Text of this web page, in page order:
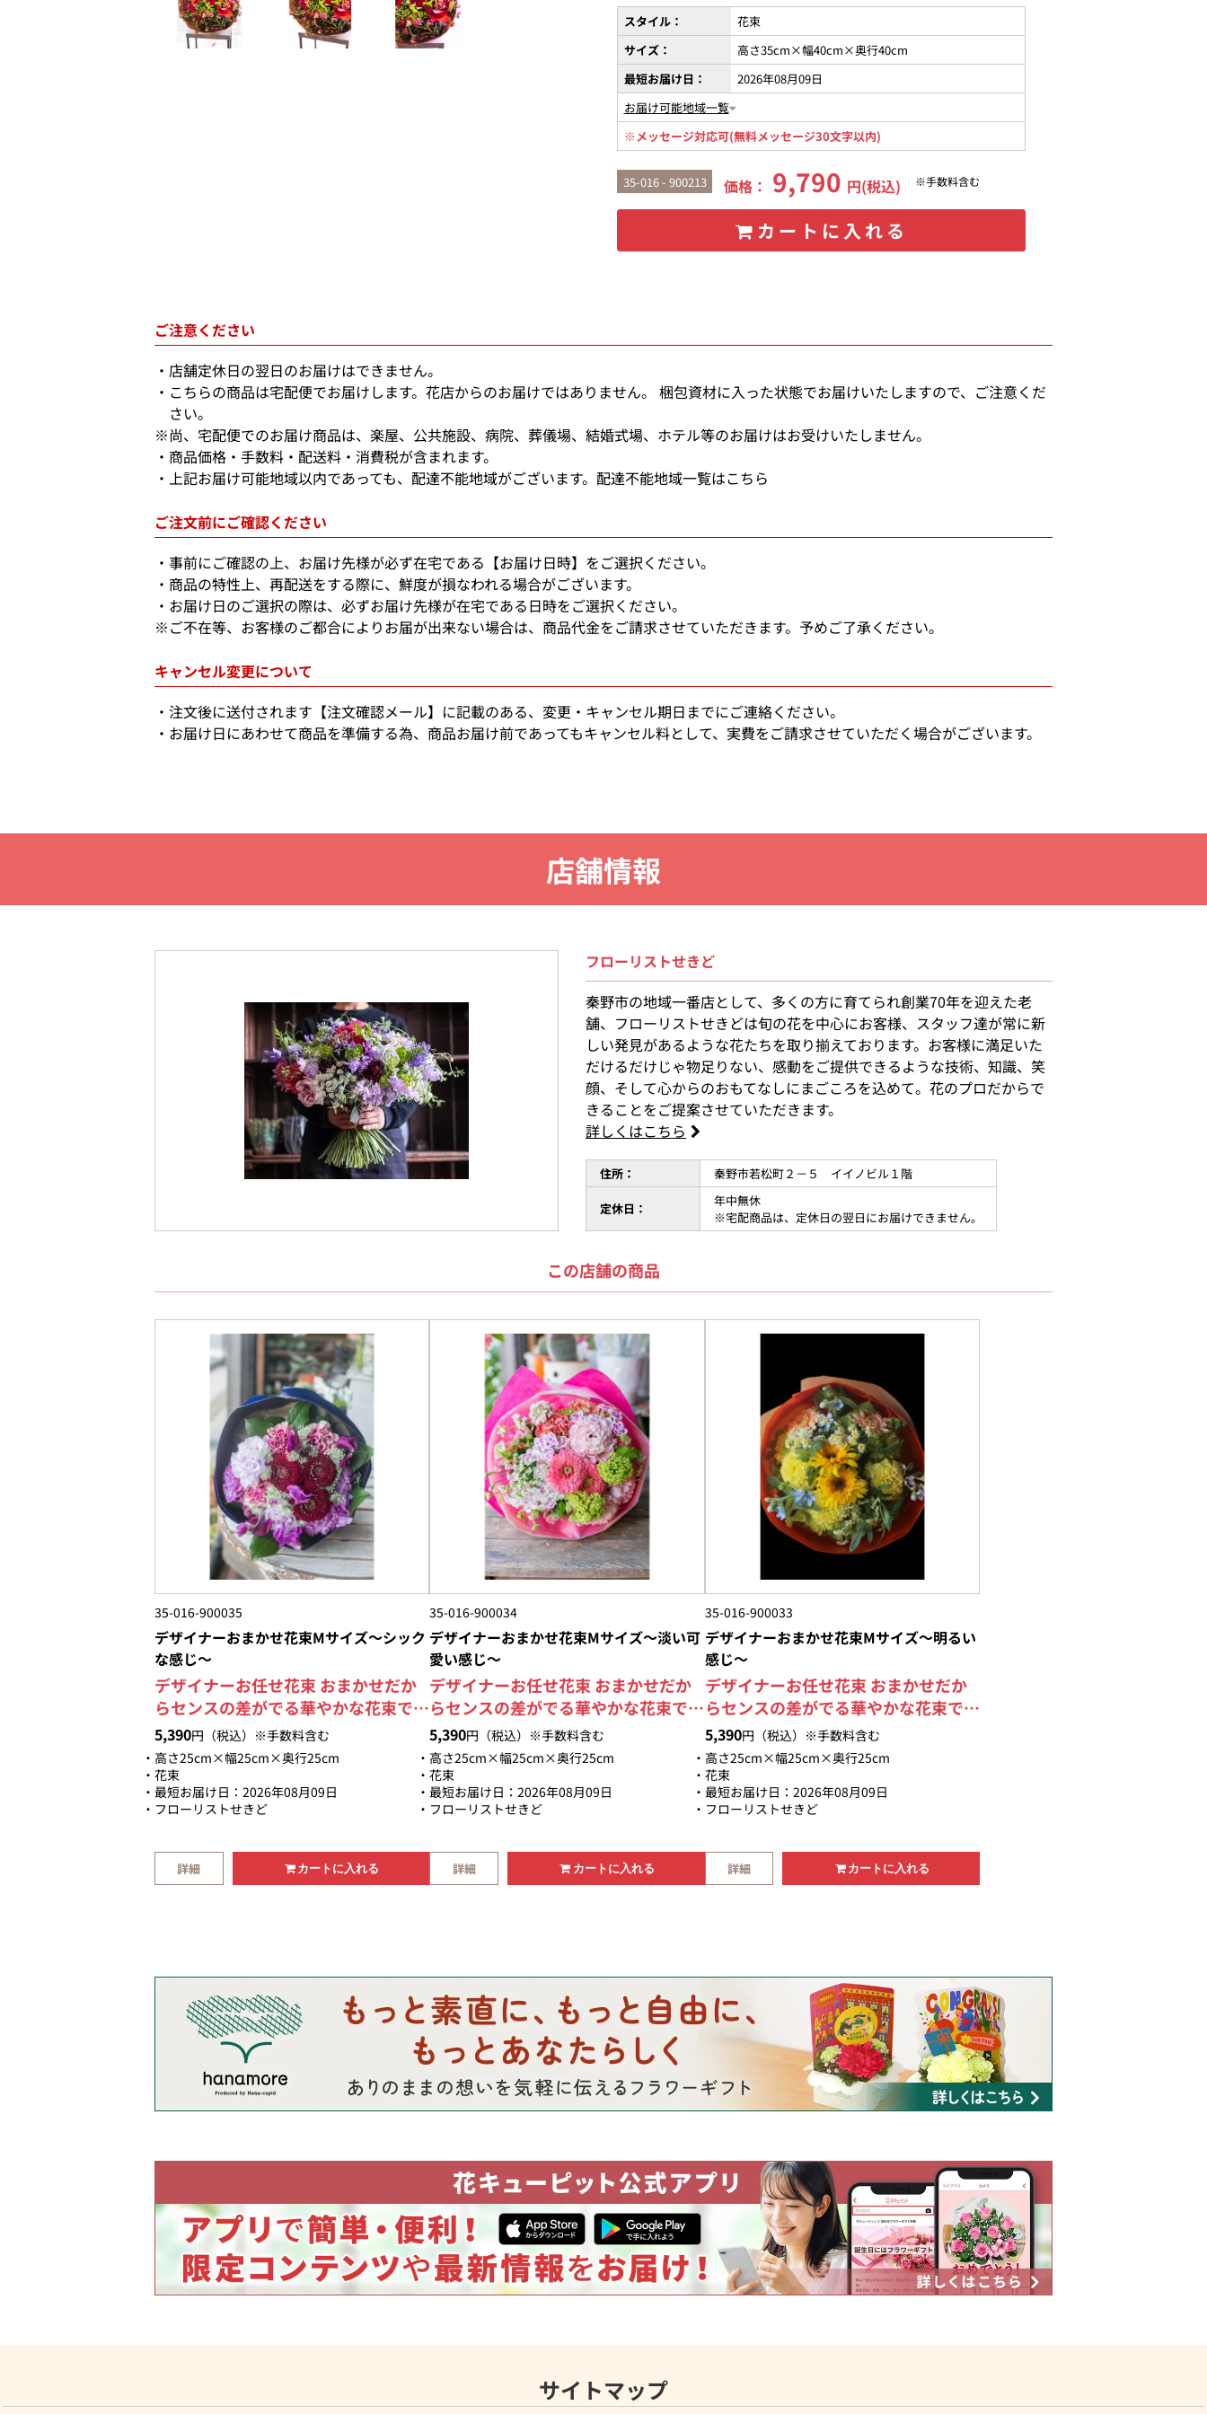
スタイル：
花束
サイズ：
高さ35cm×幅40cm×奥行40cm
最短お届け日：
2026年08月09日
お届け可能地域一覧
※メッセージ対応可(無料メッセージ30文字以内)
35-016 - 900213 価格： 9,790 円(税込) ※手数料含む
カートに入れる
ご注意ください
店舗定休日の翌日のお届けはできません。
こちらの商品は宅配便でお届けします。花店からのお届けではありません。 梱包資材に入った状態でお届けいたしますので、ご注意くだ
さい。
※尚、宅配便でのお届け商品は、楽屋、公共施設、病院、葬儀場、結婚式場、ホテル等のお届けはお受けいたしません。
商品価格・手数料・配送料・消費税が含まれます。
上記お届け可能地域以内であっても、配達不能地域がございます。 配達不能地域一覧はこちら
ご注文前にご確認ください
事前にご確認の上、お届け先様が必ず在宅である【お届け日時】をご選択ください。
商品の特性上、再配送をする際に、鮮度が損なわれる場合がございます。
お届け日のご選択の際は、必ずお届け先様が在宅である日時をご選択ください。
※ご不在等、お客様のご都合によりお届が出来ない場合は、商品代金をご請求させていただきます。予めご了承ください。
キャンセル変更について
注文後に送付されます【注文確認メール】に記載のある、変更・キャンセル期日までにご連絡ください。
お届け日にあわせて商品を準備する為、商品お届け前であってもキャンセル料として、実費をご請求させていただく場合がございます。
店舗情報
フローリストせきど
秦野市の地域一番店として、多くの方に育てられ創業70年を迎えた老
舗、フローリストせきどは旬の花を中心にお客様、スタッフ達が常に新
しい発見があるような花たちを取り揃えております。お客様に満足いた
だけるだけじゃ物足りない、感動をご提供できるような技術、知識、笑
顔、そして心からのおもてなしにまごころを込めて。花のプロだからで
きることをご提案させていただきます。
詳しくはこちら
住所： 秦野市若松町２－５ イイノビル１階
定休日：
年中無休
※宅配商品は、定休日の翌日にお届けできません。
この店舗の商品
35-016-900035
デザイナーおまかせ花束Mサイズ～シック
な感じ～
デザイナーお任せ花束 おまかせだか
らセンスの差がでる華やかな花束で
す。 大臣賞受賞デザイナーが制作す
る安心感と他店のアレンジとはひとあ
じ違ったアレンジをお楽しみ頂けま
す。 大人っぽくシックな感じに仕上
げる色合いです。 お任せいただける
します。 お花を新鮮でイキイキした
状態でお届けします。 豪華で美しい
5,390円（税込）※手数料含む
高さ25cm×幅25cm×奥行25cm
花束
最短お届け日：2026年08月09日
フローリストせきど
詳細 カートに入れる
35-016-900034
デザイナーおまかせ花束Mサイズ～淡い可
愛い感じ～
デザイナーお任せ花束 おまかせだか
らセンスの差がでる華やかな花束で
す。 大臣賞受賞デザイナーが制作す
る安心感と他店のアレンジとはひとあ
じ違ったアレンジをお楽しみ頂けま
す。 淡いトーンで可愛らしく仕上げ
る色合いです。 お任せいただけるか
ます。 お花を新鮮でイキイキした状
態でお届けします。 豪華で美しい花
5,390円（税込）※手数料含む
高さ25cm×幅25cm×奥行25cm
花束
最短お届け日：2026年08月09日
フローリストせきど
詳細 カートに入れる
35-016-900033
デザイナーおまかせ花束Mサイズ～明るい
感じ～
デザイナーお任せ花束 おまかせだか
らセンスの差がでる華やかな花束で
す。 大臣賞受賞デザイナーが制作す
る安心感と他店のアレンジとはひとあ
じ違ったアレンジをお楽しみ頂けま
す。 明るめのビタミンカラーでオレ
ンジと黄色を使った元気な色合いで
花を厳選して素材を活かします。 お
花を新鮮でイキイキした状態でお届け
5,390円（税込）※手数料含む
高さ25cm×幅25cm×奥行25cm
花束
最短お届け日：2026年08月09日
フローリストせきど
詳細 カートに入れる
サイトマップ